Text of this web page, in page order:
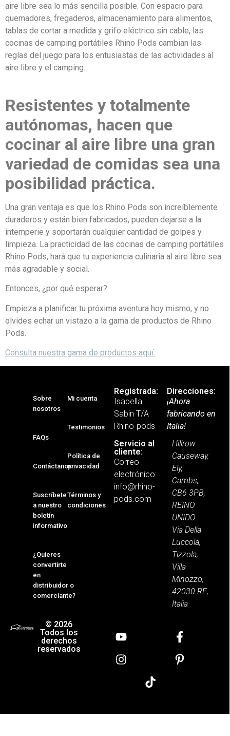
aire libre sea lo más sencilla posible. Con espacio para
quemadores, fregaderos, almacenamiento para alimentos,
tablas de cortar a medida y grifo eléctrico sin cable, las
cocinas de camping portátiles Rhino Pods cambian las
reglas del juego para los entusiastas de las actividades al
aire libre y el camping.
Resistentes y totalmente
autónomas, hacen que
cocinar al aire libre una gran
variedad de comidas sea una
posibilidad práctica.
Una gran ventaja es que los Rhino Pods son increíblemente
duraderos y están bien fabricados, pueden dejarse a la
intemperie y soportarán cualquier cantidad de golpes y
limpieza. La practicidad de las cocinas de camping portátiles
Rhino Pods, hará que tu experiencia culinaria al aire libre sea
más agradable y social.
Entonces, ¿por qué esperar?
Empieza a planificar tu próxima aventura hoy mismo, y no
olvides echar un vistazo a la gama de productos de Rhino
Pods.
Consulta nuestra gama de productos aquí.
Sobre
nosotros
FAQs
Contáctanos
Suscríbete
a nuestro
boletín
informativo
¿Quieres
convertirte
en
distribuidor o
comerciante?
Mi cuenta
Testimonios
Política de
privacidad
Términos y
condiciones
Registrada:
Isabella
Sabin T/A
Rhino-pods
Servicio al
cliente:
Correo
electrónico:
info@rhino-
pods.com
Direcciones:
¡Ahora
fabricando en
Italia!
Hillrow
Causeway,
Ely,
Cambs,
CB6 3PB,
REINO
UNIDO
Via Della
Luccola,
Tizzola,
Villa
Minozzo,
42030 RE,
Italia
© 2026
Todos los
derechos
reservados